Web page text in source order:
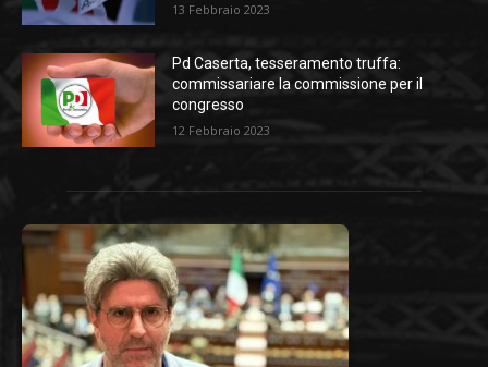
13 Febbraio 2023
Pd Caserta, tesseramento truffa:
commissariare la commissione per il
congresso
12 Febbraio 2023